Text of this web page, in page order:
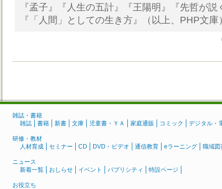
『孟子』『人生の五計』『王陽明』『先哲が
『「人間」としての生き方』（以上、PHP文
雑誌・書籍
雑誌
書籍 新書 文庫 児童書・ＹＡ 家庭通販 コミック デジタル・
研修・教材
人材育成
セミナー CD DVD・ビデオ 通信教育 eラーニング 職域図
ニュース
新着一覧
おしらせ イベント パブリシティ 特設ページ
お役立ち